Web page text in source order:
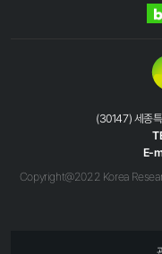
(30147) 세종
E-
Copyright@2022 Korea